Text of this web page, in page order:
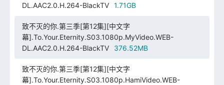
DL.AAC2.0.H.264-BlackTV
1.71GB
致不灭的你.第三季[第12集][中文字
幕].To.Your.Eternity.S03.1080p.MyVideo.WEB-
DL.AAC2.0.H.264-BlackTV
376.52MB
致不灭的你.第三季[第12集][中文字
幕].To.Your.Eternity.S03.1080p.HamiVideo.WEB-